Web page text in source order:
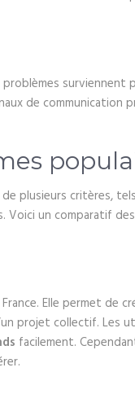
surviennent
de communication
plusieurs critères,
Voici un comparatif
Elle permet de
projet collectif. Les
facilement.